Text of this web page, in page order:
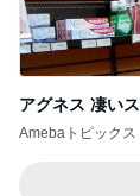
アグネス 凄い
Amebaトピックス